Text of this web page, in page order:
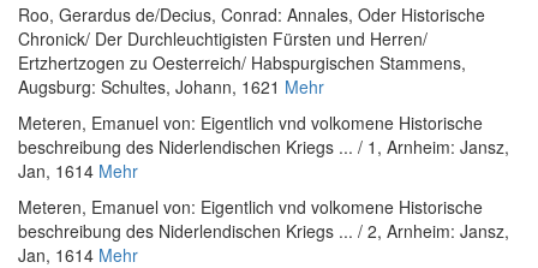
Roo, Gerardus de/Decius, Conrad: Annales, Oder Historische
Chronick/ Der Durchleuchtigisten Fürsten und Herren/
Ertzhertzogen zu Oesterreich/ Habspurgischen Stammens,
Augsburg: Schultes, Johann, 1621 Mehr
Meteren, Emanuel von: Eigentlich vnd volkomene Historische
beschreibung des Niderlendischen Kriegs ... / 1 , Arnheim: Jansz,
Jan, 1614 Mehr
Meteren, Emanuel von: Eigentlich vnd volkomene Historische
beschreibung des Niderlendischen Kriegs ... / 2, Arnheim: Jansz,
Jan, 1614 Mehr